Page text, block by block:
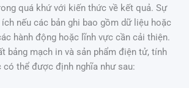
quá khứ với kiến thức về kết quả. Sự
nếu các bản ghi bao gồm dữ liệu hoặc
hành động hoặc lĩnh vực cần cải thiện.
bảng mạch in và sản phẩm điện tử, tính
có thể được định nghĩa như sau: